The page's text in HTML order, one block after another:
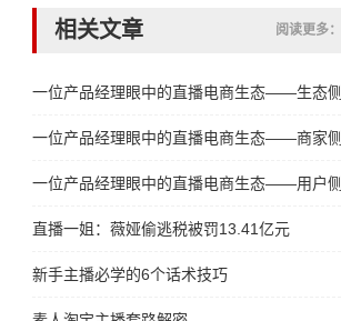
相关文章 阅读更多：
一位产品经理眼中的直播电商生态——生态侧
一位产品经理眼中的直播电商生态——商家侧
一位产品经理眼中的直播电商生态——用户侧
直播一姐：薇娅偷逃税被罚13.41亿元
新手主播必学的6个话术技巧